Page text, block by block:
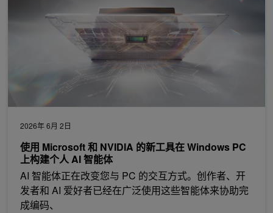
2026年 6月 2日
使用 Microsoft 和 NVIDIA 的新工具在 Windows PC
上构建个人 AI 智能体
AI 智能体正在改变您与 PC 的交互方式。创作者、开
发者和 AI 爱好者已经在广泛使用这些智能体来协助完
成编码、